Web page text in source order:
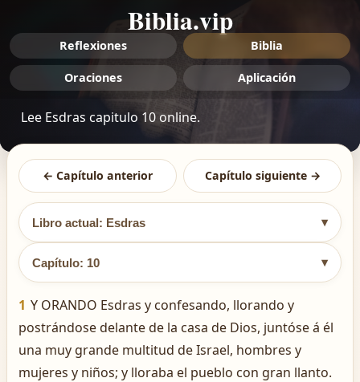
Biblia.vip
Reflexiones Biblia
Oraciones Aplicación
Lee Esdras capitulo 10 online.
← Capítulo anterior Capítulo siguiente →
Libro actual: Esdras ▾
Capítulo: 10 ▾
1 Y ORANDO Esdras y confesando, llorando y
postrándose delante de la casa de Dios, juntóse á él
una muy grande multitud de Israel, hombres y
mujeres y niños; y lloraba el pueblo con gran llanto.